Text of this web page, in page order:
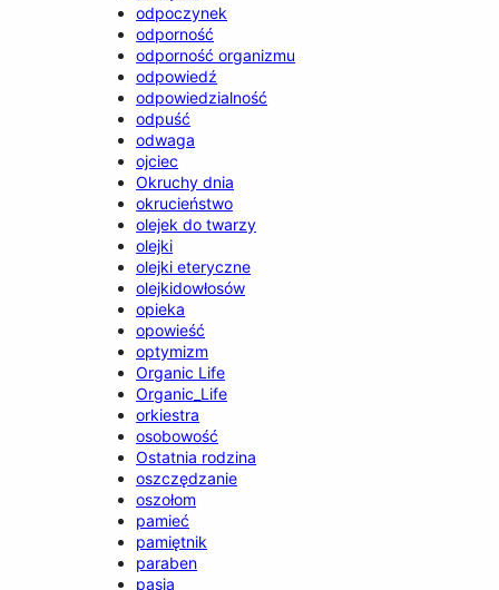
odpoczynek
odporność
odporność organizmu
odpowiedź
odpowiedzialność
odpuść
odwaga
ojciec
Okruchy dnia
okrucieństwo
olejek do twarzy
olejki
olejki eteryczne
olejkidowłosów
opieka
opowieść
optymizm
Organic Life
Organic_Life
orkiestra
osobowość
Ostatnia rodzina
oszczędzanie
oszołom
pamieć
pamiętnik
paraben
pasja